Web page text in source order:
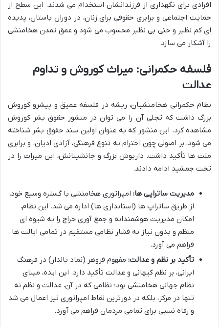
افرادی برای نگهداری از فرزندانشان استخدام می شدند. این سطح از
حمایت اجتماعی و برابری حقوقی برای زنان، در دوران باستان، پدیده
ای کم نظیر و حتی بی نظیر محسوب می شود و عمق تمدن هخامنشی
را آشکار می سازد.
فلسفه حکمرانی: میراث کوروش و تداوم
عدالت
نظام حکمرانی هخامنشیان، ریشه در فلسفه عمیق و پیشرو کوروش
بزرگ داشت که تجلی آن را می توان در منشور حقوق بشر کوروش
مشاهده کرد. این منشور که به عنوان اولین سند حقوق بشر شناخته
می شود، بر اصولی چون احترام به تنوع فرهنگی، آزادی ادیان، و برابری
ملت ها تأکید داشت. داریوش بزرگ و جانشینانش، این میراث را در
تخت جمشید ادامه دادند.
مدیریت ساتراپی ها: امپراتوری هخامنشی با گستره وسیع خود،
از طریق ساتراپ ها (استانداری ها) اداره می شد. این نظام،
امکان مدیریت هوشمندانه و جمع آوری خراج را به شیوه ای
منظم و بدون نیاز به فشار نظامی مستقیم در تمامی ایالت ها
فراهم می آورد.
تأکید بر نظم و عدالت: مفهوم فروهر (نماد بالدار) در فرهنگ
ایرانی، بر نظم کیهانی و عدالت تأکید دارد. این ایده، مبنای
نظام جهانی هخامنشی بود؛ نظامی که در آن، عدالت و نظم نه
تنها در مرکز، بلکه در دورترین نقاط امپراتوری نیز اعمال می شد
و رفاه نسبی برای تمامی مردمان فراهم می آورد.